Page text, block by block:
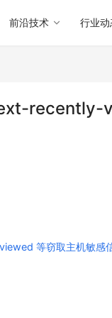
前沿技术 行业动
recently-
等窃取主机敏感